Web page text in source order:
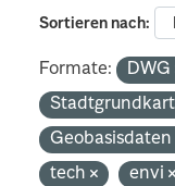
Sortieren nach
Formate: DWG
tech
envi